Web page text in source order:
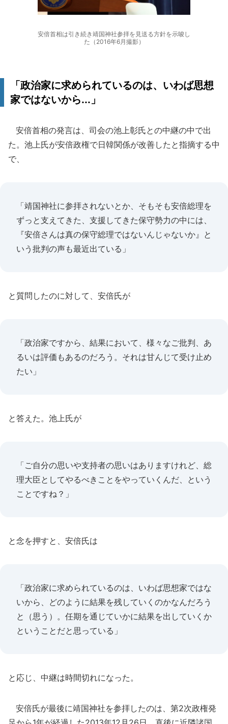
安倍首相は引き続き靖国神社参拝を見送る方針を示唆し
た（2016年6月撮影）
「政治家に求められているのは、いわば思想
家ではないから...」
安倍首相の発言は、司会の池上彰氏との中継の中で出
た。池上氏が安倍政権で日韓関係が改善したと指摘する中
で、
「靖国神社に参拝されないとか、そもそも安倍総理を
ずっと支えてきた、支援してきた保守勢力の中には、
『安倍さんは真の保守総理ではないんじゃないか』と
いう批判の声も最近出ている」
と質問したのに対して、安倍氏が
「政治家ですから、結果において、様々なご批判、あ
るいは評価もあるのだろう。それは甘んじて受け止め
たい」
と答えた。池上氏が
「ご自分の思いや支持者の思いはありますけれど、総
理大臣としてやるべきことをやっていくんだ、という
ことですね？」
と念を押すと、安倍氏は
「政治家に求められているのは、いわば思想家ではな
いから、どのように結果を残していくのかなんだろう
と（思う）。任期を通じていかに結果を出していくか
ということだと思っている」
と応じ、中継は時間切れになった。
安倍氏が最後に靖国神社を参拝したのは、第2次政権発